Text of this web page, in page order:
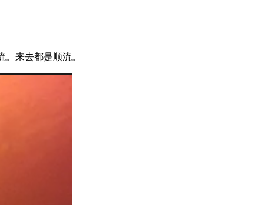
来去都是顺流。